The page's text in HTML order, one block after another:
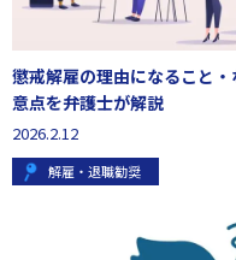
懲戒解雇の理由になること
意点を弁護士が解説
2026.2.12
解雇・退職勧奨